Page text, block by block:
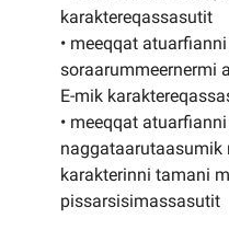
karaktereqassasutit
• meeqqat
soraarummeernermi
E-mik
• meeqqat
karakterinni tamani
pissarsisimassasutit